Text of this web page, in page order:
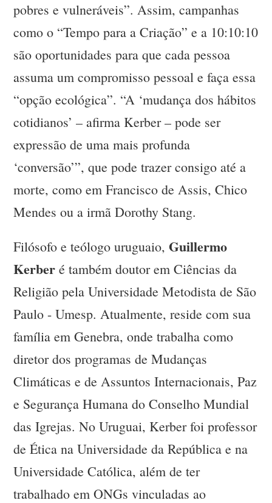
pobres e vulneráveis”. Assim, campanhas
como o “Tempo para a Criação” e a 10:10:10
são oportunidades para que cada pessoa
assuma um compromisso pessoal e faça essa
“opção ecológica”. “A ‘mudança dos hábitos
cotidianos’ – afirma Kerber – pode ser
expressão de uma mais profunda
‘conversão’”, que pode trazer consigo até a
morte, como em Francisco de Assis, Chico
Mendes ou a irmã Dorothy Stang.
Filósofo e teólogo uruguaio,Guillermo
Kerber é também doutor em Ciências da
Religião pela Universidade Metodista de São
Paulo - Umesp. Atualmente, reside com sua
família em Genebra, onde trabalha como
diretor dos programas de Mudanças
Climáticas e de Assuntos Internacionais, Paz
e Segurança Humana do Conselho Mundial
das Igrejas. No Uruguai, Kerber foi professor
de Ética na Universidade da República e na
Universidade Católica, além de ter
trabalhado em ONGs vinculadas ao